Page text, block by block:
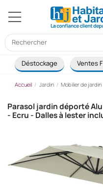
Déstockage Ventes
Accueil Jardin Mobilier de jardin
Parasol jardin déporté
- Ecru - Dalles à lester